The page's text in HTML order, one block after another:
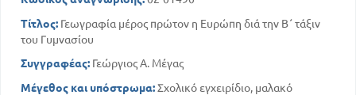
Ε. ΒΟΡΕΙΑ ΕΥΡΩΠΗ
ΕΠΙΣΚΟΠΗΣΗ ΤΗΣ ΒΟΡΕΙΑΣ ΕΥΡΩΠΗΣ
ΓΕΝΙΚΗ ΕΠΙΣΚΟΠΗΣΗ ΤΗΣ ΕΥΡΩΠΗΣ
Τίτλος: Γεωγραφία μέρος πρώτον η Ευρώπη διά την Β΄ τάξιν
του Γυμνασίου
Συγγραφέας: Γεώργιος Α. Μέγας
Μέγεθος και υπόστρωμα:Σχολικό εγχειρίδιο, μαλακό